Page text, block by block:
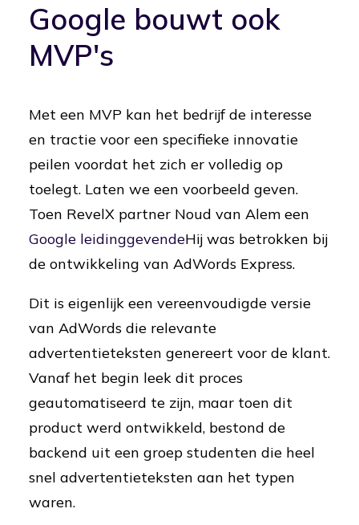
Google bouwt ook
MVP's
Met een MVP kan het bedrijf de interesse
en tractie voor een specifieke innovatie
peilen voordat het zich er volledig op
toelegt. Laten we een voorbeeld geven.
Toen RevelX partner Noud van Alem een
Google leidinggevendeHij was betrokken bij
de ontwikkeling van AdWords Express.
Dit is eigenlijk een vereenvoudigde versie
van AdWords die relevante
advertentieteksten genereert voor de klant.
Vanaf het begin leek dit proces
geautomatiseerd te zijn, maar toen dit
product werd ontwikkeld, bestond de
backend uit een groep studenten die heel
snel advertentieteksten aan het typen
waren.